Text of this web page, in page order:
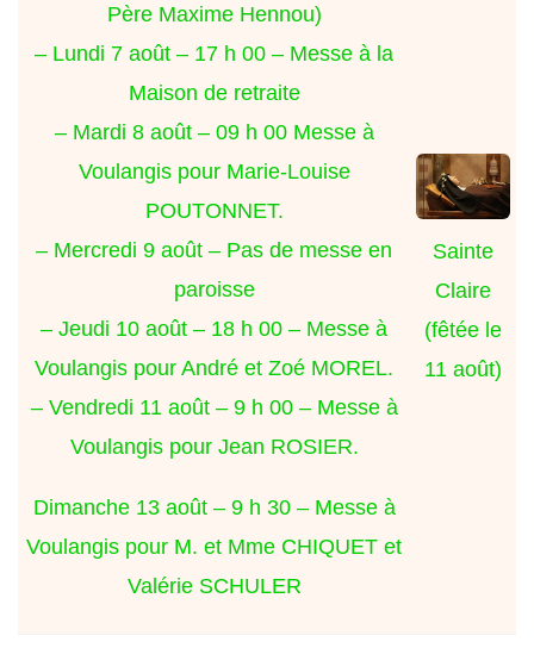
Père Maxime Hennou)
– Lundi 7 août – 17 h 00 – Messe à la
Maison de retraite
– Mardi 8 août – 09 h 00 Messe à
Voulangis pour Marie-Louise
POUTONNET.
– Mercredi 9 août – Pas de messe en
paroisse
– Jeudi 10 août – 18 h 00 – Messe à
Voulangis pour André et Zoé MOREL.
– Vendredi 11 août – 9 h 00 – Messe à
Voulangis pour Jean ROSIER.
Dimanche 13 août – 9 h 30 – Messe à
Voulangis pour M. et Mme CHIQUET et
Valérie SCHULER
Sainte
Claire
(fêtée le
11 août)